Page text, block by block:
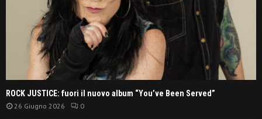
ROCK JUSTICE: fuori il nuovo album “You’ve Been Served”
26 Giugno 2026 0